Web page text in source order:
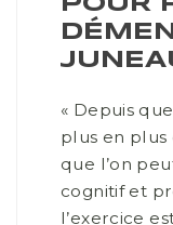
« Depuis
plus en plus
que l’on
cognitif et
l’exercice